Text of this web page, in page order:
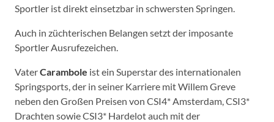
Sportler ist direkt einsetzbar in schwersten Springen.
Auch in züchterischen Belangen setzt der imposante
Sportler Ausrufezeichen.
VaterCarambole ist ein Superstar des internationalen
Springsports, der in seiner Karriere mit Willem Greve
neben den Großen Preisen von CSI4* Amsterdam, CSI3*
Drachten sowie CSI3* Hardelot auch mit der